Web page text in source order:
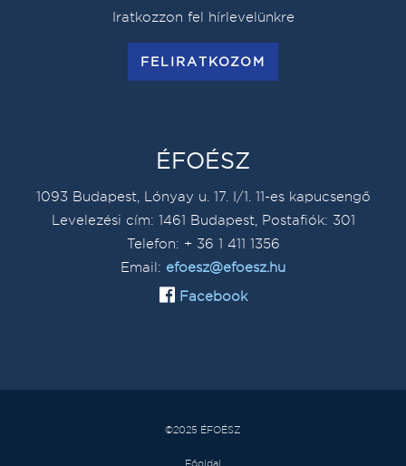
Iratkozzon fel hírlevelünkre
FELIRATKOZOM
ÉFOÉSZ
1093 Budapest, Lónyay u. 17. I/1. 11-es kapucsengő
Levelezési cím: 1461 Budapest, Postafiók: 301
Telefon: + 36 1 411 1356
Email: efoesz@efoesz.hu
Facebook
©2025 ÉFOÉSZ